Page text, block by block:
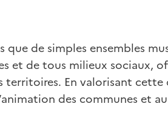
que de simples ensembles
et de tous milieux sociaux,
territoires. En valorisant
des communes et